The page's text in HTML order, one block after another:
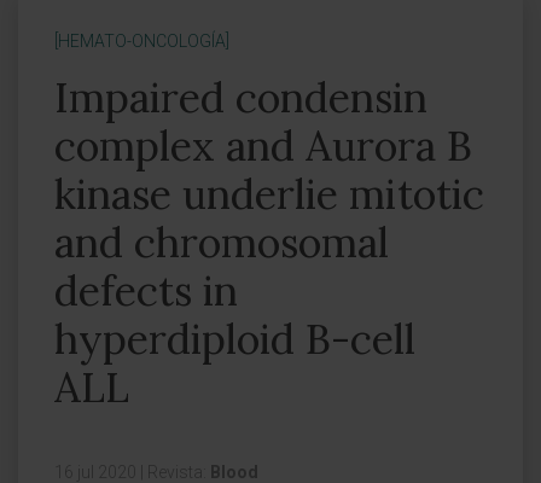
[HEMATO-ONCOLOGÍA]
Impaired condensin
complex and Aurora B
kinase underlie mitotic
and chromosomal
defects in
hyperdiploid B-cell
ALL
16 jul 2020 Revista: Blood